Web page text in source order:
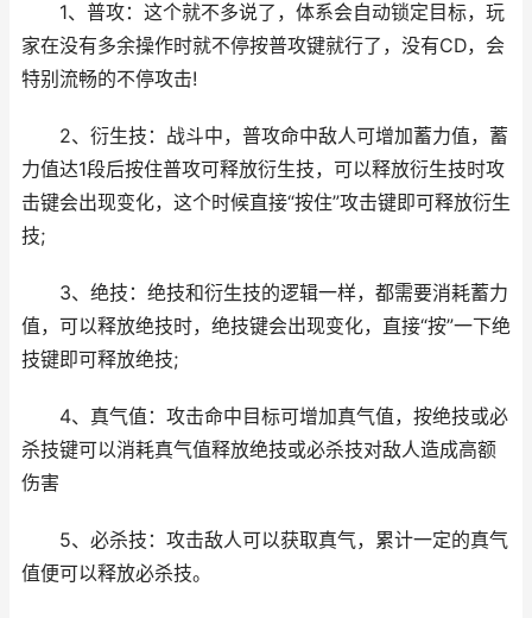
1、普攻：这个就不多说了，体系会自动锁定目标，玩
家在没有多余操作时就不停按普攻键就行了，没有CD，会
特别流畅的不停攻击!
2、衍生技：战斗中，普攻命中敌人可增加蓄力值，蓄
力值达1段后按住普攻可释放衍生技，可以释放衍生技时攻
击键会出现变化，这个时候直接“按住”攻击键即可释放衍生
技;
3、绝技：绝技和衍生技的逻辑一样，都需要消耗蓄力
值，可以释放绝技时，绝技键会出现变化，直接“按”一下绝
技键即可释放绝技;
4、真气值：攻击命中目标可增加真气值，按绝技或必
杀技键可以消耗真气值释放绝技或必杀技对敌人造成高额
伤害
5、必杀技：攻击敌人可以获取真气，累计一定的真气
值便可以释放必杀技。